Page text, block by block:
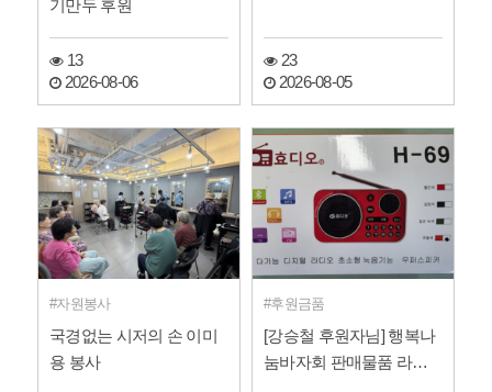
기만두 후원
13
2026-08-06
23
2026-08-05
자원봉사
국경없는 시저의 손 이미
용 봉사
후원금품
[강승철 후원자님] 행복나
눔바자회 판매물품 라디